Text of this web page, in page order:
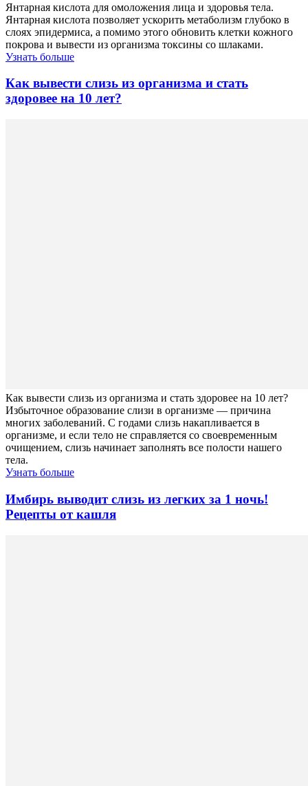
Янтарная кислота для омоложения лица и здоровья тела.
Янтарная кислота позволяет ускорить метаболизм глубоко в
слоях эпидермиса, а помимо этого обновить клетки кожного
покрова и вывести из организма токсины со шлаками.
Узнать больше
Как вывести слизь из организма и стать
здоровее на 10 лет?
Как вывести слизь из организма и стать здоровее на 10 лет?
Избыточное образование слизи в организме — причина
многих заболеваний. С годами слизь накапливается в
организме, и если тело не справляется со своевременным
очищением, слизь начинает заполнять все полости нашего
тела.
Узнать больше
Имбирь выводит слизь из легких за 1 ночь!
Рецепты от кашля